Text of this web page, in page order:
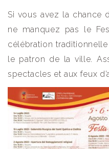
Si vous avez la chance
ne manquez pas le
célébration
le patron de la ville.
spectacles et aux feux